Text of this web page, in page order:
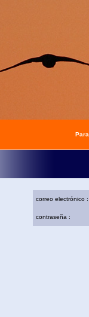
correo electrónico :
contraseña :